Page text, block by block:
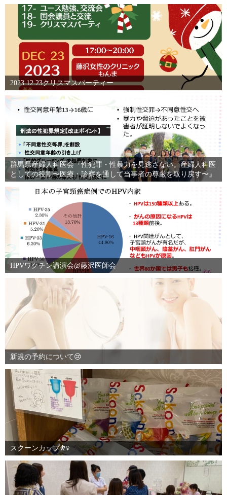
2023.12.23クリスマスパーティー
群馬県産婦人科医会『性犯罪・性暴力を見逃さない。産婦人科医
としての役割〜医療・診察を通して当事者の尊厳を取り戻す〜』
HPVワクチン講演会@藤沢医師会
新規の予約について😢
スクーンカップ⛹️‍♀️